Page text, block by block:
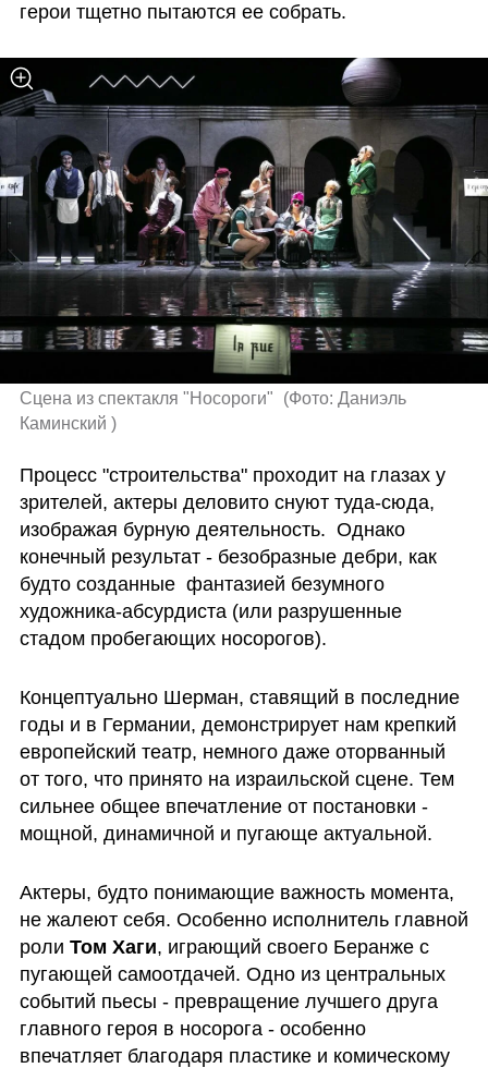
герои тщетно пытаются ее собрать.
Сцена из спектакля "Носороги" (Фото: Даниэль
Каминский )
Процесс "строительства" проходит на глазах у
зрителей, актеры деловито снуют туда-сюда,
изображая бурную деятельность.  Однако
конечный результат - безобразные дебри, как
будто созданные  фантазией безумного
художника-абсурдиста (или разрушенные
стадом пробегающих носорогов).
Концептуально Шерман, ставящий в последние
годы и в Германии, демонстрирует нам крепкий
европейский театр, немного даже оторванный
от того, что принято на израильской сцене. Тем
сильнее общее впечатление от постановки -
мощной, динамичной и пугающе актуальной.
Актеры, будто понимающие важность момента,
не жалеют себя. Особенно исполнитель главной
роли Том Хаги, играющий своего Беранже с
пугающей самоотдачей. Одно из центральных
событий пьесы - превращение лучшего друга
главного героя в носорога - особенно
впечатляет благодаря пластике и комическому